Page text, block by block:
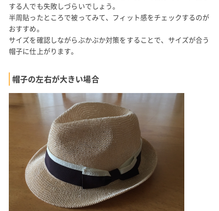
する人でも失敗しづらいでしょう。
半周貼ったところで被ってみて、フィット感をチェックするのが
おすすめ。
サイズを確認しながらぶかぶか対策をすることで、サイズが合う
帽子に仕上がります。
帽子の左右が大きい場合